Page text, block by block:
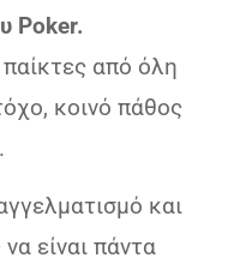
Poker.
από όλη
κοινό πάθος
και
είναι πάντα